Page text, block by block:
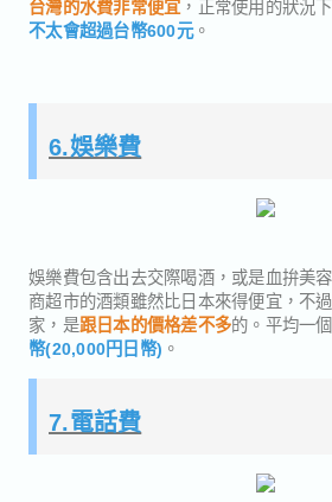
台灣的水費非常便宜 ，正常使用的狀況
不太會超過台幣600元。
6.娛樂費
娛樂費包含出去交際喝酒，或是血拚美
商超市的酒類雖然比日本來得便宜，不
家，是跟日本的價格差不多的。平均一
幣(20,000円日幣) 。
7.電話費